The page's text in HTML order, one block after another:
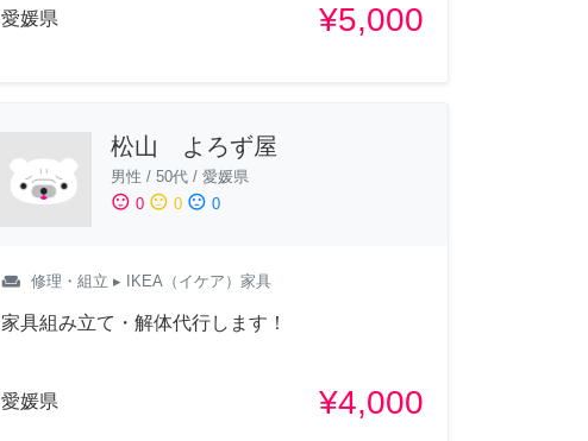
愛媛県 ¥5,000
松山 よろず屋
男性 / 50代/ 愛媛県
sentiment_satisfied 0 sentiment_neutral 0 sentiment_dissatisfied 0
weekend 修理・組立 ▸ IKEA（イケア）家具
家具組み立て・解体代行します！
愛媛県 ¥4,000